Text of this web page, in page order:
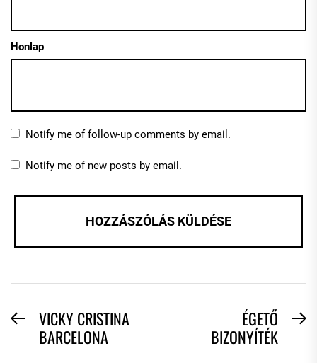
Honlap
Notify me of follow-up comments by email.
Notify me of new posts by email.
BEJEGYZÉS
NAVIGÁCIÓ
PreviousVICKY CRISTINA
BARCELONA
ÉGETŐ
BIZONYÍTÉK